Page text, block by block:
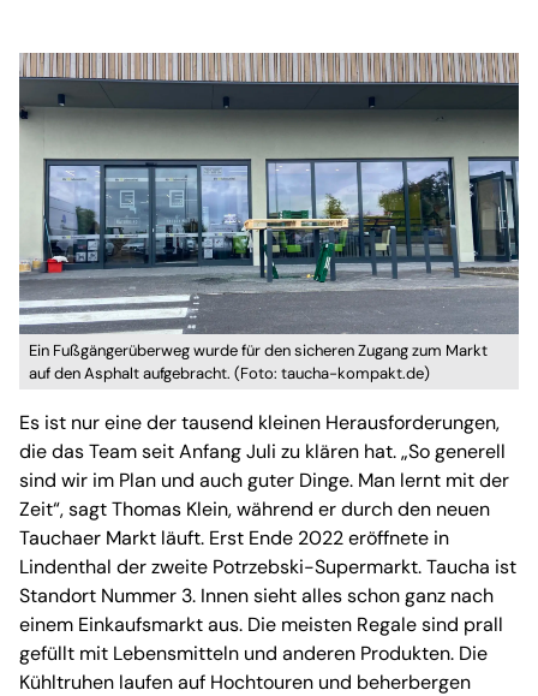
Ein Fußgängerüberweg wurde für den sicheren Zugang zum Markt
auf den Asphalt aufgebracht. (Foto: taucha-kompakt.de)
Es ist nur eine der tausend kleinen Herausforderungen,
die das Team seit Anfang Juli zu klären hat. „So generell
sind wir im Plan und auch guter Dinge. Man lernt mit der
Zeit“, sagt Thomas Klein, während er durch den neuen
Tauchaer Markt läuft. Erst Ende 2022 eröffnete in
Lindenthal der zweite Potrzebski-Supermarkt. Taucha ist
Standort Nummer 3. Innen sieht alles schon ganz nach
einem Einkaufsmarkt aus. Die meisten Regale sind prall
gefüllt mit Lebensmitteln und anderen Produkten. Die
Kühltruhen laufen auf Hochtouren und beherbergen